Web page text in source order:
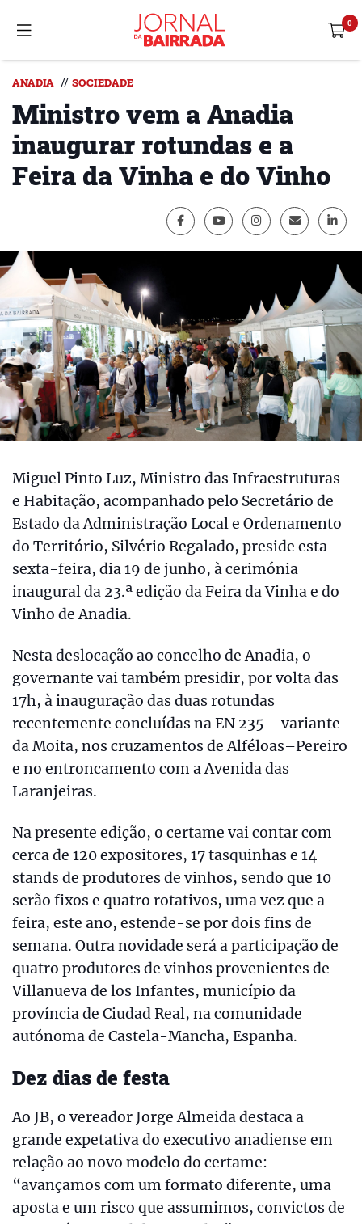
ANADIA // SOCIEDADE
Ministro vem a Anadia
inaugurar rotundas e a
Feira da Vinha e do Vinho
Miguel Pinto Luz, Ministro das Infraestruturas
e Habitação, acompanhado pelo Secretário de
Estado da Administração Local e Ordenamento
do Território, Silvério Regalado, preside esta
sexta-feira, dia 19 de junho, à cerimónia
inaugural da 23.ª edição da Feira da Vinha e do
Vinho de Anadia.
Nesta deslocação ao concelho de Anadia, o
governante vai também presidir, por volta das
17h, à inauguração das duas rotundas
recentemente concluídas na EN 235 – variante
da Moita, nos cruzamentos de Alféloas–Pereiro
e no entroncamento com a Avenida das
Laranjeiras.
Na presente edição, o certame vai contar com
cerca de 120 expositores, 17 tasquinhas e 14
stands de produtores de vinhos, sendo que 10
serão fixos e quatro rotativos, uma vez que a
feira, este ano, estende-se por dois fins de
semana. Outra novidade será a participação de
quatro produtores de vinhos provenientes de
Villanueva de los Infantes, município da
província de Ciudad Real, na comunidade
autónoma de Castela-Mancha, Espanha.
Dez dias de festa
Ao JB, o vereador Jorge Almeida destaca a
grande expetativa do executivo anadiense em
relação ao novo modelo do certame:
“avançamos com um formato diferente, uma
aposta e um risco que assumimos, convictos de